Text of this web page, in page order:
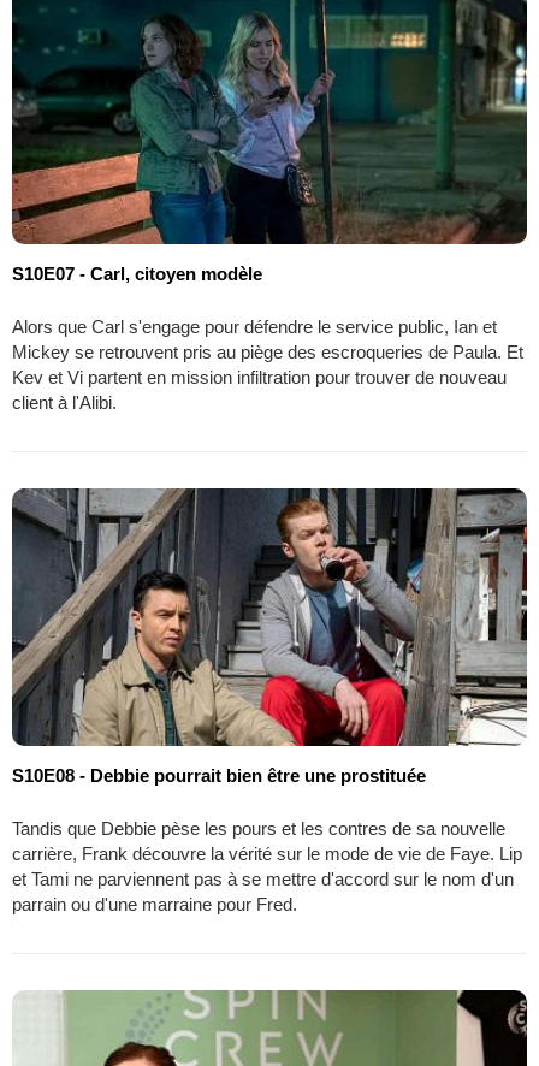
S10E07 - Carl, citoyen modèle
Alors que Carl s'engage pour défendre le service public, Ian et
Mickey se retrouvent pris au piège des escroqueries de Paula. Et
Kev et Vi partent en mission infiltration pour trouver de nouveau
client à l'Alibi.
S10E08 - Debbie pourrait bien être une prostituée
Tandis que Debbie pèse les pours et les contres de sa nouvelle
carrière, Frank découvre la vérité sur le mode de vie de Faye. Lip
et Tami ne parviennent pas à se mettre d'accord sur le nom d'un
parrain ou d'une marraine pour Fred.